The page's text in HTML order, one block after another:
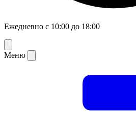
Ежедневно с 10:00 до 18:00
Меню